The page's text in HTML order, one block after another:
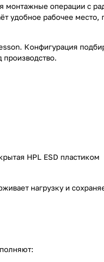
монтажные операции с
удобное рабочее место,
Конфигурация
HPL ESD пластиком
нагрузку и